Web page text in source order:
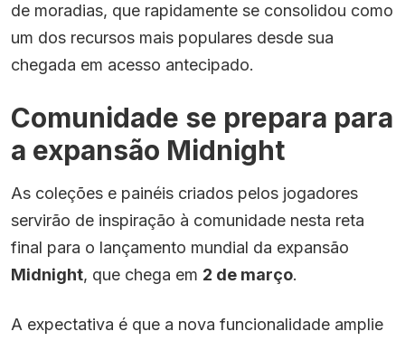
de moradias, que rapidamente se consolidou como
um dos recursos mais populares desde sua
chegada em acesso antecipado.
Comunidade se prepara para
a expansão Midnight
As coleções e painéis criados pelos jogadores
servirão de inspiração à comunidade nesta reta
final para o lançamento mundial da expansão
Midnight, que chega em 2 de março.
A expectativa é que a nova funcionalidade amplie